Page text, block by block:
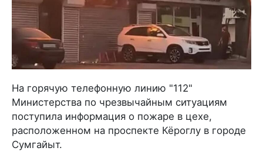
На горячую телефонную линию "112"
Министерства по чрезвычайным ситуациям
поступила информация о пожаре в цехе,
расположенном на проспекте Кёроглу в городе
Сумгайыт.